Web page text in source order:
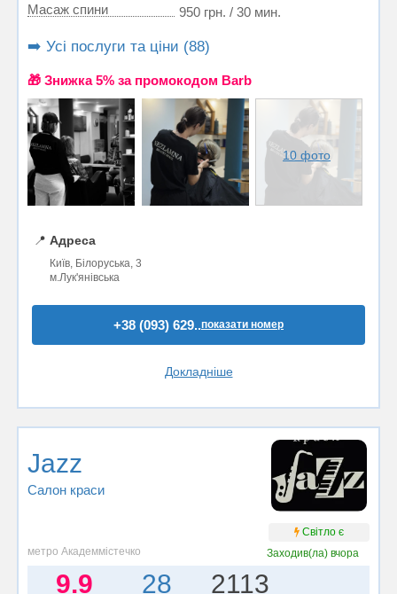
Масаж спини
950 грн. / 30 мин.
➡️ Усі послуги та ціни (88)
🎁 Знижка 5% за промокодом Barb
10 фото
📍 Адреса
Київ, Білоруська, 3
м.Лук'янівська
+38 (093) 629..показати номер
Докладніше
Jazz
Салон краси
Світло є
метро Академмістечко
Заходив(ла) вчора
9.9 28 2113